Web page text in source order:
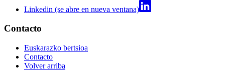
Linkedin (se abre en nueva ventana)
Contacto
Euskarazko bertsioa
Contacto
Volver arriba